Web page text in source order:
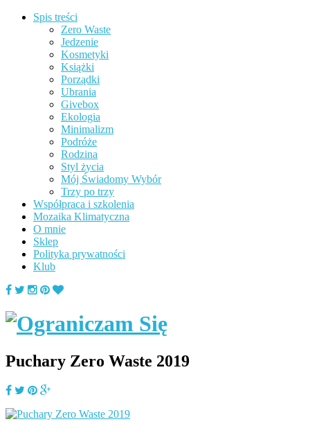
Spis treści
Zero Waste
Jedzenie
Kosmetyki
Książki
Porządki
Ubrania
Givebox
Ekologia
Minimalizm
Podróże
Rodzina
Styl życia
Mój Świadomy Wybór
Trzy po trzy
Współpraca i szkolenia
Mozaika Klimatyczna
O mnie
Sklep
Polityka prywatności
Klub
Puchary Zero Waste 2019